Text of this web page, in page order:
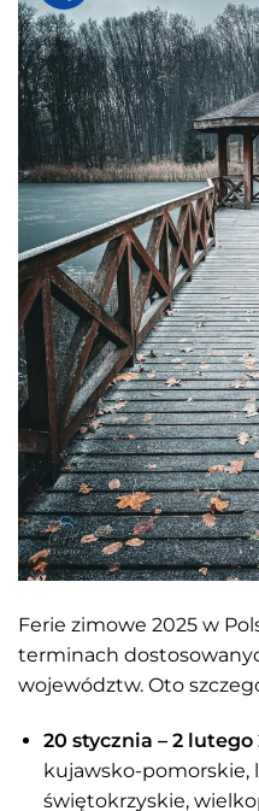
Ferie zimowe 2025 w
terminach
województw. Oto
20 stycznia – 2 lutego
kujawsko-pomorskie,
świętokrzyskie,